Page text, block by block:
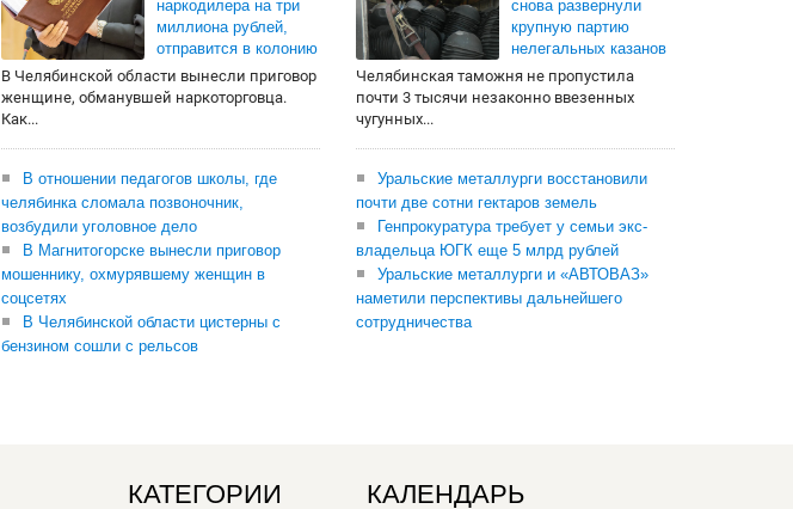
наркодилера на три
миллиона рублей,
отправится в колонию
В Челябинской области вынесли приговор
женщине, обманувшей наркоторговца.
Как...
В отношении педагогов школы, где
челябинка сломала позвоночник,
возбудили уголовное дело
В Магнитогорске вынесли приговор
мошеннику, охмурявшему женщин в
соцсетях
В Челябинской области цистерны с
бензином сошли с рельсов
снова развернули
крупную партию
нелегальных казанов
Челябинская таможня не пропустила
почти 3 тысячи незаконно ввезенных
чугунных...
Уральские металлурги восстановили
почти две сотни гектаров земель
Генпрокуратура требует у семьи экс-
владельца ЮГК еще 5 млрд рублей
Уральские металлурги и «АВТОВАЗ»
наметили перспективы дальнейшего
сотрудничества
КАТЕГОРИИ КАЛЕНДАРЬ